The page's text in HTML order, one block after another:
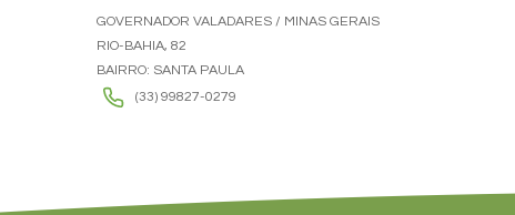
GOVERNADOR VALADARES / MINAS GERAIS
RIO-BAHIA, 82
BAIRRO: SANTA PAULA
(33) 99827-0279